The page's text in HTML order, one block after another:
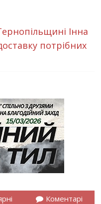
Інна
потрібних
Коментарі